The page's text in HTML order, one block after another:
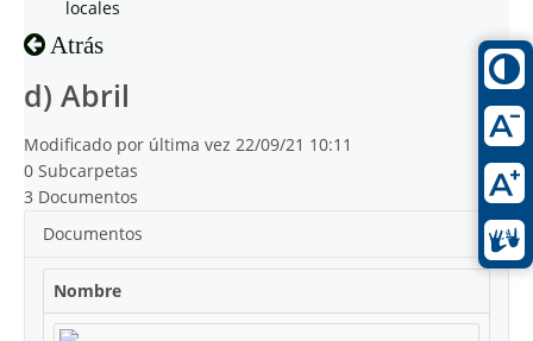
locales
Atrás
d) Abril
Modificado por última vez 22/09/21 10:11
0 Subcarpetas
3 Documentos
Documentos
Nombre